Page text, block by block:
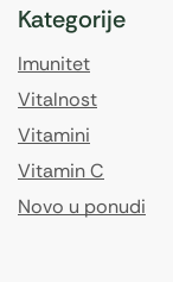
Kategorije
Imunitet
Vitalnost
Vitamini
Vitamin C
Novo u ponudi